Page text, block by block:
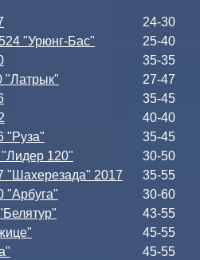
24-30
"Урюнг-Бас"
25-40
35-35
"Латрык"
27-47
35-45
40-40
"Руза"
35-45
120"
30-50
"Шахерезада" 2017
35-55
"Арбуга"
30-60
43-55
45-55
45-55